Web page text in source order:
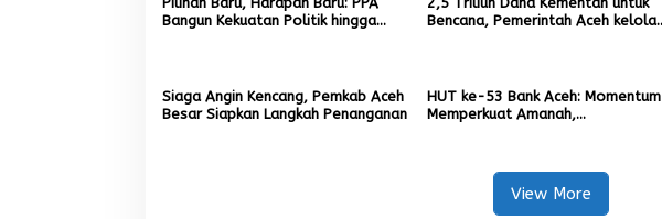
Bangun Kekuatan Politik hingga
Bencana, Pemerintah Aceh kelola
Siaga Angin Kencang, Pemkab Aceh
Besar Siapkan Langkah Penanganan
HUT ke-53 Bank Aceh: Momentum
Memperkuat Amanah,
View More